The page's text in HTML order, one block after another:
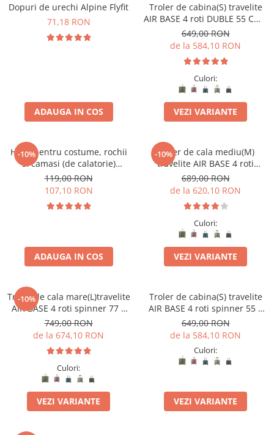
Huse troler
Business Travel
Dopuri de urechi Alpine Flyfit
71,18 RON
ADAUGA IN COS
Troler de cabina(S) travelite
AIR BASE 4 roti DUBLE 55 CM -
S
649,00 RON
de la 584,10 RON
Culori:
VEZI VARIANTE
-10%
Husa pentru costume, rochii
si camasi (de calatorie)
travelite Mobile
119,00 RON
107,10 RON
ADAUGA IN COS
-10%
Troler de cala mediu(M)
travelite AIR BASE 4 roti
spinner 67 x 45 x 27 cm
689,00 RON
de la 620,10 RON
Culori:
VEZI VARIANTE
-10%
Troler de cala mare(L)travelite
AIR BASE 4 roti spinner 77 x
51 x 30 cm - L
749,00 RON
de la 674,10 RON
Culori:
VEZI VARIANTE
Troler de cabina(S) travelite
AIR BASE 4 roti spinner 55 x
39 x 20 cm - S
649,00 RON
de la 584,10 RON
Culori:
VEZI VARIANTE